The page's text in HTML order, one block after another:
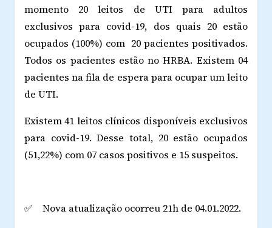
momento 20 leitos de UTI para adultos
exclusivos para covid-19, dos quais 20 estão
ocupados (100%) com 20 pacientes positivados.
Todos os pacientes estão no HRBA. Existem 04
pacientes na fila de espera para ocupar um leito
de UTI.
Existem 41 leitos clínicos disponíveis exclusivos
para covid-19. Desse total, 20 estão ocupados
(51,22%) com 07 casos positivos e 15 suspeitos.
✅ Nova atualização ocorreu 21h de 04.01.2022.